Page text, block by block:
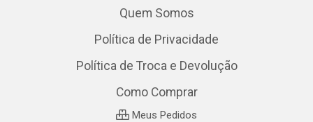
Quem Somos
Política de Privacidade
Política de Troca e Devolução
Como Comprar
Meus Pedidos